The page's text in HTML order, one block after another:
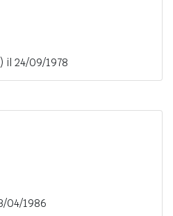
il 24/09/1978
04/1986